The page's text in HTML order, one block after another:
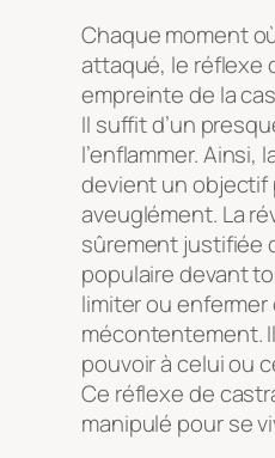
Chaque moment
attaqué, le réflexe
empreinte de la
Il suffit d’un
l’enflammer. Ainsi,
devient un objectif
aveuglément. La
sûrement justifiée
populaire devant
limiter ou enfermer
mécontentement.
pouvoir à celui ou
Ce réflexe de
manipulé pour se